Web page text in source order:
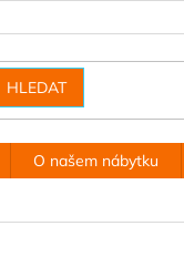
HLEDAT
O našem nábytku